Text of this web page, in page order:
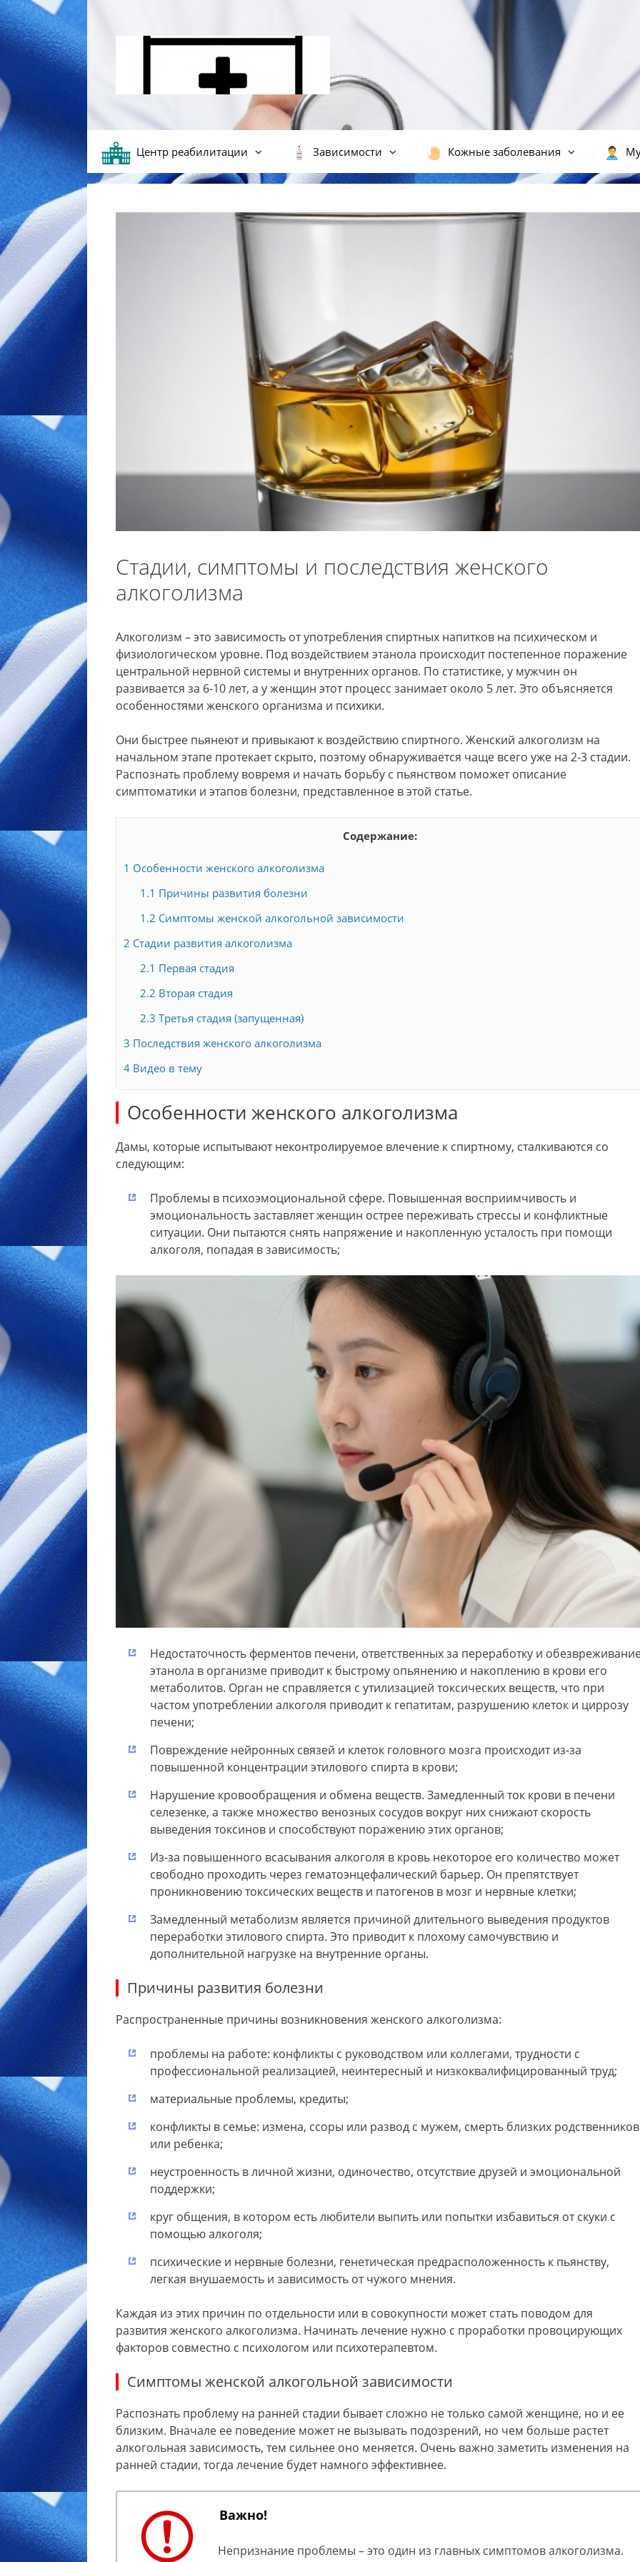
Перейти к содержимому
Центр реабилитации Зависимости Кожные заболевания
Стадии, симптомы и последствия женского
алкоголизма
Алкоголизм – это зависимость от употребления спиртных напитков на психическом и
физиологическом уровне. Под воздействием этанола происходит постепенное поражение
центральной нервной системы и внутренних органов. По статистике, у мужчин он
развивается за 6-10 лет, а у женщин этот процесс занимает около 5 лет. Это объясняется
особенностями женского организма и психики.
Они быстрее пьянеют и привыкают к воздействию спиртного. Женский алкоголизм на
начальном этапе протекает скрыто, поэтому обнаруживается чаще всего уже на 2-3 стадии.
Распознать проблему вовремя и начать борьбу с пьянством поможет описание
симптоматики и этапов болезни, представленное в этой статье.
Содержание:
1 Особенности женского алкоголизма
1.1 Причины развития болезни
1.2 Симптомы женской алкогольной зависимости
2 Стадии развития алкоголизма
2.1 Первая стадия
2.2 Вторая стадия
2.3 Третья стадия (запущенная)
3 Последствия женского алкоголизма
4 Видео в тему
Особенности женского алкоголизма
Дамы, которые испытывают неконтролируемое влечение к спиртному, сталкиваются со
следующим:
Проблемы в психоэмоциональной сфере. Повышенная восприимчивость и
эмоциональность заставляет женщин острее переживать стрессы и конфликтные
ситуации. Они пытаются снять напряжение и накопленную усталость при помощи
алкоголя, попадая в зависимость;
Недостаточность ферментов печени, ответственных за переработку и
этанола в организме приводит к быстрому опьянению и накоплению в крови его
метаболитов. Орган не справляется с утилизацией токсических веществ, что при
частом употреблении алкоголя приводит к гепатитам, разрушению клеток и циррозу
печени;
Повреждение нейронных связей и клеток головного мозга происходит из-за
повышенной концентрации этилового спирта в крови;
Нарушение кровообращения и обмена веществ. Замедленный ток крови в печени
селезенке, а также множество венозных сосудов вокруг них снижают скорость
выведения токсинов и способствуют поражению этих органов;
Из-за повышенного всасывания алкоголя в кровь некоторое его количество может
свободно проходить через гематоэнцефалический барьер. Он препятствует
проникновению токсических веществ и патогенов в мозг и нервные клетки;
Замедленный метаболизм является причиной длительного выведения продуктов
переработки этилового спирта. Это приводит к плохому самочувствию и
дополнительной нагрузке на внутренние органы.
Причины развития болезни
Распространенные причины возникновения женского алкоголизма:
проблемы на работе: конфликты с руководством или коллегами, трудности с
профессиональной реализацией, неинтересный и низкоквалифицированный труд;
материальные проблемы, кредиты;
конфликты в семье: измена, ссоры или развод с мужем, смерть близких родственников
или ребенка;
неустроенность в личной жизни, одиночество, отсутствие друзей и эмоциональной
поддержки;
круг общения, в котором есть любители выпить или попытки избавиться от скуки с
помощью алкоголя;
психические и нервные болезни, генетическая предрасположенность к пьянству,
легкая внушаемость и зависимость от чужого мнения.
Каждая из этих причин по отдельности или в совокупности может стать поводом для
развития женского алкоголизма. Начинать лечение нужно с проработки провоцирующих
факторов совместно с психологом или психотерапевтом.
Симптомы женской алкогольной зависимости
Распознать проблему на ранней стадии бывает сложно не только самой женщине, но и ее
близким. Вначале ее поведение может не вызывать подозрений, но чем больше растет
алкогольная зависимость, тем сильнее оно меняется. Очень важно заметить изменения на
ранней стадии, тогда лечение будет намного эффективнее.
Важно!
Непризнание проблемы – это один из главных симптомов алкоголизма.